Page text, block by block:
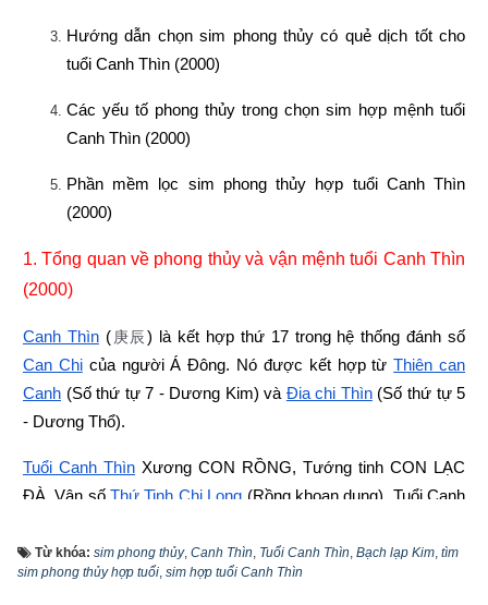
Hướng dẫn chọn sim phong thủy có quẻ dịch tốt cho
tuổi Canh Thìn (2000)
Các yếu tố phong thủy trong chọn sim hợp mệnh tuổi
Canh Thìn (2000)
Phần mềm lọc sim phong thủy hợp tuổi Canh Thìn
(2000)
1. Tổng quan về phong thủy và vận mệnh tuổi Canh Thìn
(2000)
Canh Thìn ( 庚辰
Can Chi của người Á Đông. Nó được kết hợp từ Thiên can
Canh (Số thứ tự 7 - Dương Kim) và Địa chi Thìn (Số thứ tự 5
- Dương Thổ).
Tuổi Canh Thìn Xương CON RỒNG, Tướng tinh CON LẠC
ĐÀ, Vận số Thứ Tinh Chi Long (Rồng khoan dung). Tuổi Canh
mệnh (hay ngũ hành nạp âm ) là Bạch lạp Kim (Kim chân đèn).
“Bạch” là trắng,  "Lạp" là nến hay đèn cầy, còn “Kim” là kim
Từ khóa: sim phong thủy, Canh Thìn, Tuổi Canh Thìn, Bạch lạp Kim, tìm
sim phong thủy hợp tuổi, sim hợp tuổi Canh Thìn